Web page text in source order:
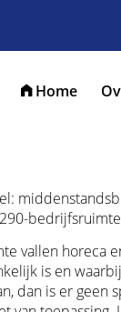
Home
vallen horeca
is en
dan is er